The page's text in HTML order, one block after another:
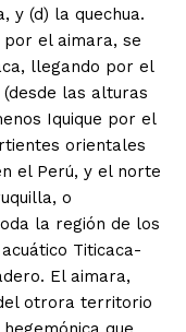
y (d) la quechua.
el aimara, se
llegando por el
las alturas
Iquique por el
orientales
el Perú, y el norte
o
la región de los
Titicaca-
El aimara,
otrora territorio